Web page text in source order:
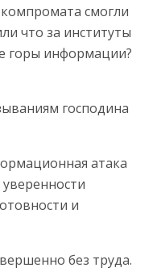
смогли
что за институты
горы информации?
господина
атака
и
без труда.